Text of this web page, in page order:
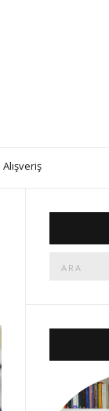
Alışveriş